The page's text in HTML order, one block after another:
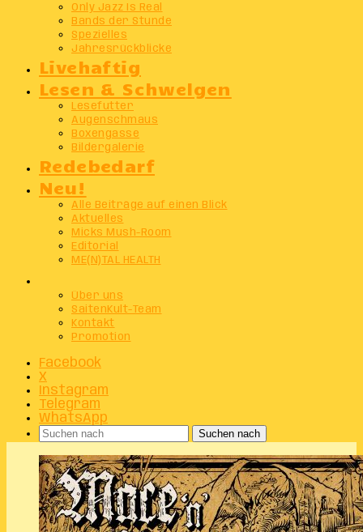
Only Jazz Is Real
Bands der Stunde
Spezielles
Jahresrückblicke
Livehaftig
Lesen & Schwelgen
Lesefutter
Augenschmaus
Boxengasse
Bildergalerie
Redebedarf
Neu!
Alle Beiträge auf einen Blick
Aktuelles
Micks Mush-Room
Editorial
ME(N)TAL HEALTH
Über uns
SaitenKult-Team
Kontakt
Promotion
Facebook
X
Instagram
Telegram
WhatsApp
Suchen nach